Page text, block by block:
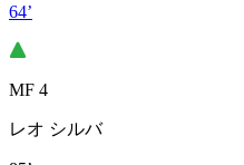
64’
MF 4
レオ シルバ